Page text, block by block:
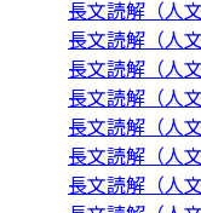
長文読解（人
長文読解（人
長文読解（人
長文読解（人
長文読解（人
長文読解（人
長文読解（人